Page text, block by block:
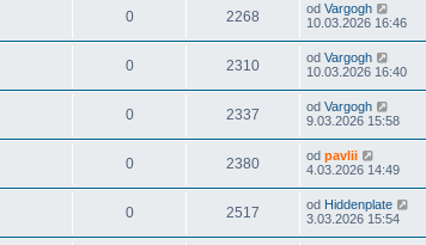
0 2268 od Vargogh
10.03.2026 16:46
0 2310 od Vargogh
10.03.2026 16:40
0 2337 od Vargogh
9.03.2026 15:58
0 2380 od pavlii
4.03.2026 14:49
0 2517 od Hiddenplate
3.03.2026 15:54